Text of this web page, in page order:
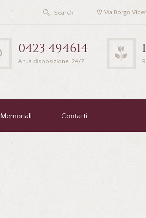
Via Borgo
0423 494614
A tua disposizione. 24/7
Memoriali Contatti